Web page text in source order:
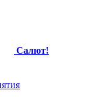
Салют!